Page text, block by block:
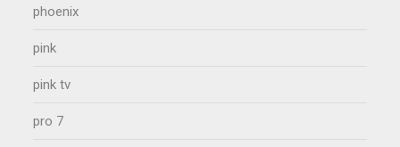
phoenix
pink
pink tv
pro 7